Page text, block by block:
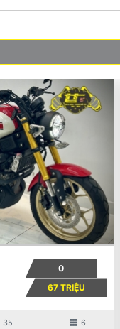
0
67 TRIỆU
35 6